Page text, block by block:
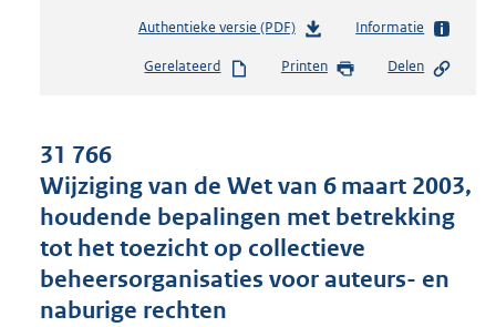
Authentieke versie (PDF)b
s
s
g
o
o
Informatie
Gerelateerd Printen Delen
31 766
Wijziging van de Wet van 6 maart 2003,
houdende bepalingen met betrekking
tot het toezicht op collectieve
beheersorganisaties voor auteurs- en
naburige rechten